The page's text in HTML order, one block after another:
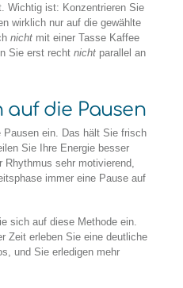
Wichtig ist: Konzentrieren Sie
wirklich nur auf die gewählte
nichtmit einer Tasse Kaffee
Sie erst recht nichtparallel an
auf die Pausen
Pausen ein. Das hält Sie frisch
Sie Ihre Energie besser
sehr motivierend,
immer eine Pause auf
sich auf diese Methode ein.
Zeit erleben Sie eine deutliche
und Sie erledigen mehr